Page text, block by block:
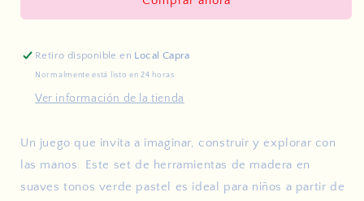
Retiro disponible en Local Capra
Normalmente está listo en 24 horas
Ver información de la tienda
Un juego que invita a imaginar, construir y explorar con
las manos. Este set de herramientas de madera en
suaves tonos verde pastel es ideal para niños a partir de